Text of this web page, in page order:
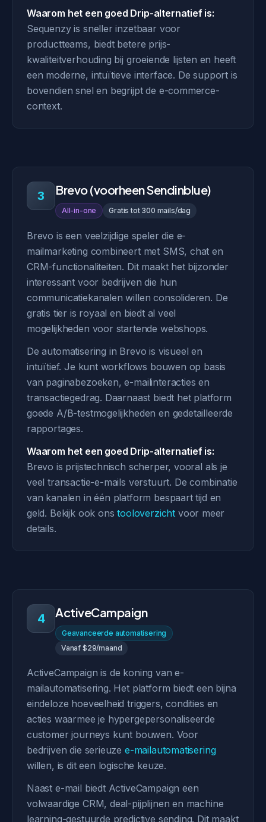
Waarom het een goed Drip-alternatief is:
Sequenzy is sneller inzetbaar voor
productteams, biedt betere prijs-
kwaliteitverhouding bij groeiende lijsten en heeft
een moderne, intuïtieve interface. De support is
bovendien snel en begrijpt de e-commerce-
context.
3 Brevo (voorheen Sendinblue)
All-in-one Gratis tot 300 mails/dag
Brevo is een veelzijdige speler die e-
mailmarketing combineert met SMS, chat en
CRM-functionaliteiten. Dit maakt het bijzonder
interessant voor bedrijven die hun
communicatiekanalen willen consolideren. De
gratis tier is royaal en biedt al veel
mogelijkheden voor startende webshops.
De automatisering in Brevo is visueel en
intuïtief. Je kunt workflows bouwen op basis
van paginabezoeken, e-mailinteracties en
transactiegedrag. Daarnaast biedt het platform
goede A/B-testmogelijkheden en gedetailleerde
rapportages.
Waarom het een goed Drip-alternatief is:
Brevo is prijstechnisch scherper, vooral als je
veel transactie-e-mails verstuurt. De combinatie
van kanalen in één platform bespaart tijd en
geld. Bekijk ook onstooloverzicht voor meer
details.
4 ActiveCampaign
Geavanceerde automatisering
Vanaf $29/maand
ActiveCampaign is de koning van e-
mailautomatisering. Het platform biedt een bijna
eindeloze hoeveelheid triggers, condities en
acties waarmee je hypergepersonaliseerde
customer journeys kunt bouwen. Voor
bedrijven die serieuze e-mailautomatisering
willen, is dit een logische keuze.
Naast e-mail biedt ActiveCampaign een
volwaardige CRM, deal-pijplijnen en machine
learning-gestuurde predictive sending. Dit maakt